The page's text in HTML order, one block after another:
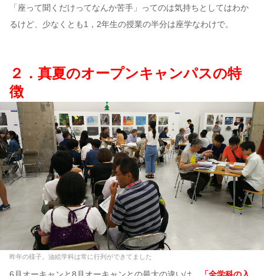
「座って聞くだけってなんか苦手」ってのは気持ちとしてはわか
るけど、少なくとも1，2年生の授業の半分は座学なわけで。
２．真夏のオープンキャンパスの特
徴
昨年の様子。油絵学科は常に行列ができてました